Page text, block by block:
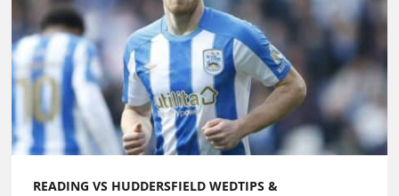
READING VS HUDDERSFIELD WEDTIPS &